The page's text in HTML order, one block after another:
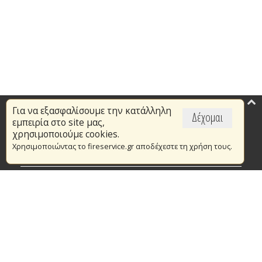
Δέχομαι
Για να εξασφαλίσουμε την κατάλληλη
εμπειρία στο site μας,
χρησιμοποιούμε cookies.
Χρησιμοποιώντας το fireservice.gr αποδέχεστε τη χρήση τους.
Επικαιρότητα
Το Πυροσβεστικό Σώμα